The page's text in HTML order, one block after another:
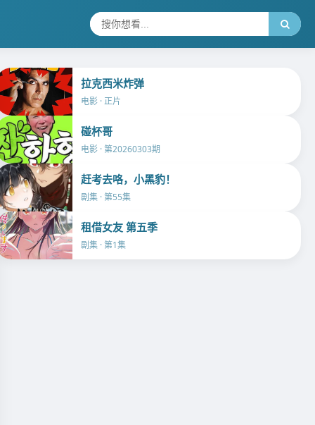
拉克西米炸弹
电影 · 正片
碰杯哥
电影 · 第20260303期
赶考去咯，小黑豹！
剧集 · 第55集
租借女友 第五季
剧集 · 第1集